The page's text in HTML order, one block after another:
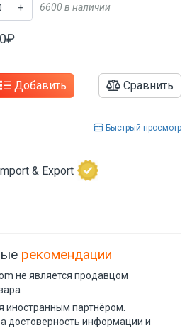
+ 6600 в наличии
Добавить Сравнить
Быстрый просмотр
& Export
рекомендации
не является продавцом
иностранным партнёром.
достоверность информации и